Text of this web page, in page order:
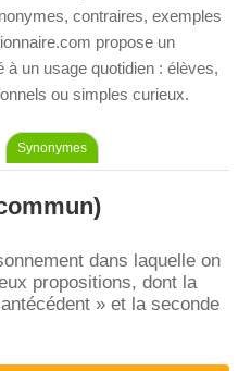
contraires, exemples
propose un
à un usage quotidien : élèves,
ou simples curieux.
Synonymes
dans laquelle on
propositions, dont la
» et la seconde